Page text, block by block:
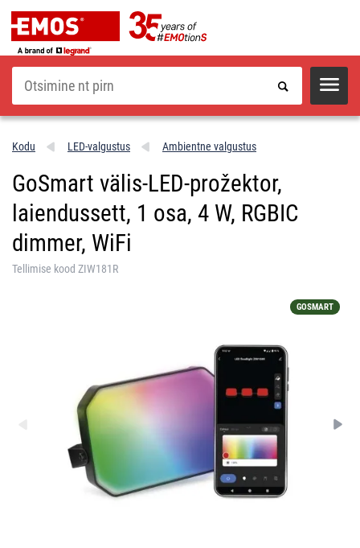
Otsi
Kodu LED-valgustus Ambientne valgustus
GoSmart välis-LED-prožektor,
laiendussett, 1 osa, 4 W, RGBIC
dimmer, WiFi
Tellimise kood ZIW181R
GOSMART